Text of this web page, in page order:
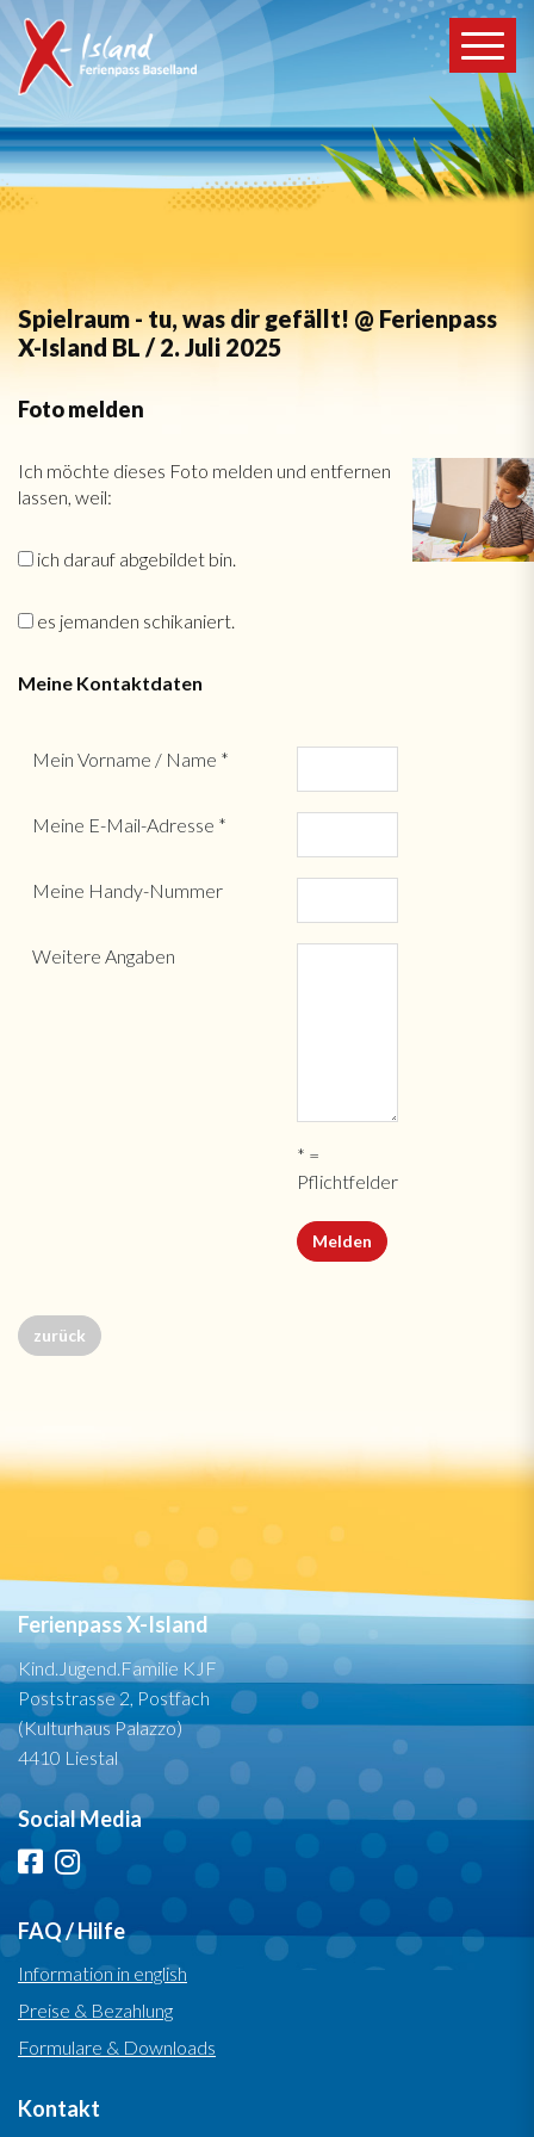
Spielraum - tu, was dir gefällt! @ Ferienpass
X-Island BL / 2. Juli 2025
Foto melden
Ich möchte dieses Foto melden und entfernen
lassen, weil:
ich darauf abgebildet bin.
es jemanden schikaniert.
Meine Kontaktdaten
Mein Vorname / Name *
Meine E-Mail-Adresse *
Meine Handy-Nummer
Weitere Angaben
* =
Pflichtfelder
zurück
Ferienpass X-Island
Kind.Jugend.Familie KJF
Poststrasse 2, Postfach
(Kulturhaus Palazzo)
4410 Liestal
Social Media
FAQ / Hilfe
Information in english
Preise & Bezahlung
Formulare & Downloads
Kontakt